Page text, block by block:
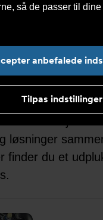
så de passer til dine
anbefalede
Tilpas indstillinger
cases
været på det
løsninger
finder du et